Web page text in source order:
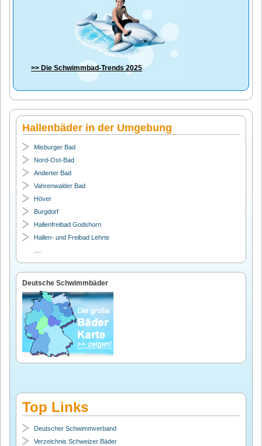
>> DieSchwimmbad-Trends 2025
Hallenbäder in der Umgebung
Misburger Bad
Nord-Ost-Bad
Anderter Bad
Vahrenwalder Bad
Höver
Burgdorf
Hallenfreibad Godshorn
Hallen- und Freibad Lehrte
Deutsche Schwimmbäder
Top Links
Deutscher Schwimmverband
Verzeichnis Schweizer Bäder